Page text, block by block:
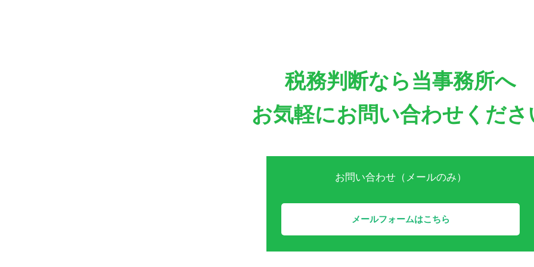
税務判断なら当事務所へ
お気軽にお問い合わせくださ
お問い合わせ（メールのみ）
メールフォームはこちら